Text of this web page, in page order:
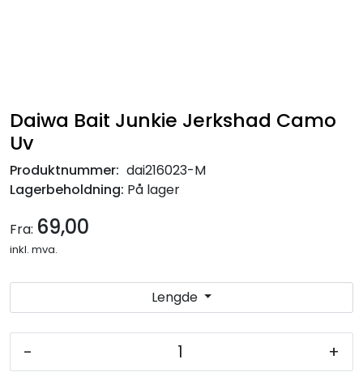
Daiwa Bait Junkie Jerkshad Camo
Uv
Produktnummer: dai216023-M
Lagerbeholdning: På lager
Fra: 69,00
inkl. mva.
Lengde
- +